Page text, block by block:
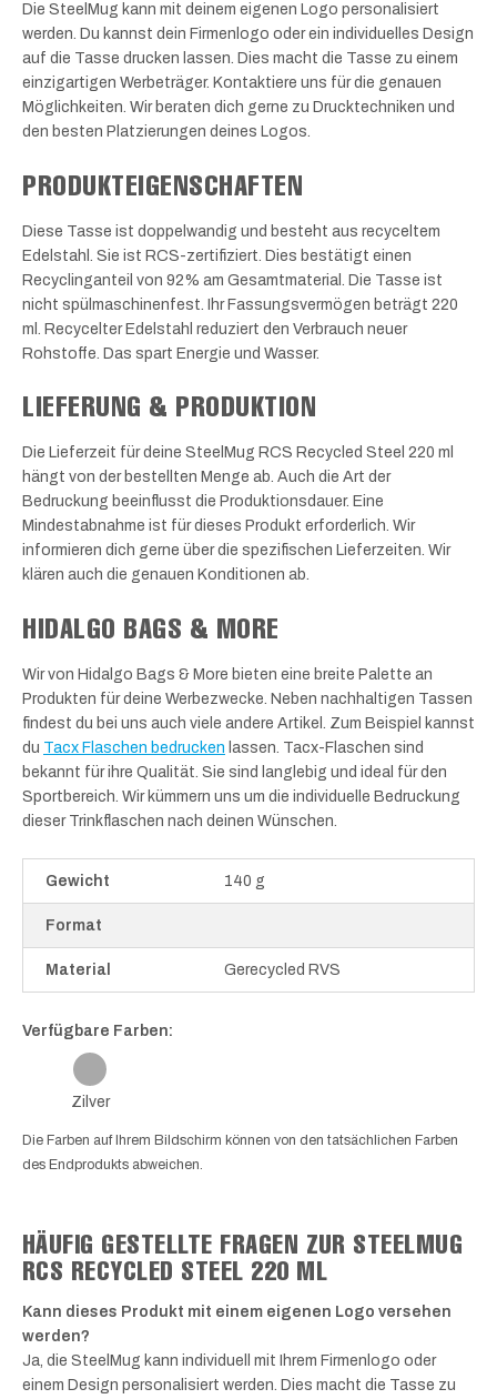
Die SteelMug kann mit deinem eigenen Logo personalisiert
werden. Du kannst dein Firmenlogo oder ein individuelles Design
auf die Tasse drucken lassen. Dies macht die Tasse zu einem
einzigartigen Werbeträger. Kontaktiere uns für die genauen
Möglichkeiten. Wir beraten dich gerne zu Drucktechniken und
den besten Platzierungen deines Logos.
PRODUKTEIGENSCHAFTEN
Diese Tasse ist doppelwandig und besteht aus recyceltem
Edelstahl. Sie ist RCS-zertifiziert. Dies bestätigt einen
Recyclinganteil von 92% am Gesamtmaterial. Die Tasse ist
nicht spülmaschinenfest. Ihr Fassungsvermögen beträgt 220
ml. Recycelter Edelstahl reduziert den Verbrauch neuer
Rohstoffe. Das spart Energie und Wasser.
LIEFERUNG & PRODUKTION
Die Lieferzeit für deine SteelMug RCS Recycled Steel 220 ml
hängt von der bestellten Menge ab. Auch die Art der
Bedruckung beeinflusst die Produktionsdauer. Eine
Mindestabnahme ist für dieses Produkt erforderlich. Wir
informieren dich gerne über die spezifischen Lieferzeiten. Wir
klären auch die genauen Konditionen ab.
HIDALGO BAGS & MORE
Wir von Hidalgo Bags & More bieten eine breite Palette an
Produkten für deine Werbezwecke. Neben nachhaltigen Tassen
findest du bei uns auch viele andere Artikel. Zum Beispiel kannst
du Tacx Flaschen bedrucken lassen. Tacx-Flaschen sind
bekannt für ihre Qualität. Sie sind langlebig und ideal für den
Sportbereich. Wir kümmern uns um die individuelle Bedruckung
dieser Trinkflaschen nach deinen Wünschen.
Gewicht 140 g
Format
Material Gerecycled RVS
Verfügbare Farben:
Zilver
Die Farben auf Ihrem Bildschirm können von den tatsächlichen Farben
des Endprodukts abweichen.
HÄUFIG GESTELLTE FRAGEN ZUR STEELMUG
RCS RECYCLED STEEL 220 ML
Kann dieses Produkt mit einem eigenen Logo versehen
werden?
Ja, die SteelMug kann individuell mit Ihrem Firmenlogo oder
einem Design personalisiert werden. Dies macht die Tasse zu